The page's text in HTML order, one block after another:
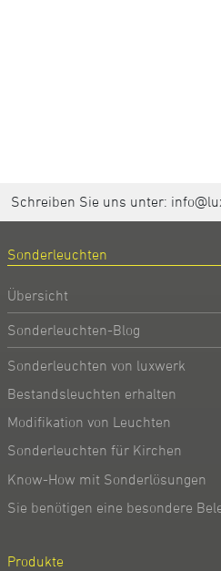
Schreiben Sie uns unter:
Sonderleuchten
Übersicht
Sonderleuchten-Blog
Sonderleuchten von luxwerk
Bestandsleuchten erhalten
Modifikation von Leuchten
Sonderleuchten für Kirchen
Know-How mit Sonderlösungen
Sie benötigen eine besondere
Produkte